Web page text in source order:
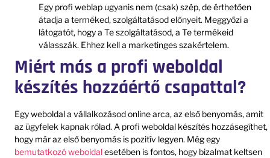
Egy profi weblap ugyanis nem (csak) szép, de érthetően
átadja a terméked, szolgáltatásod előnyeit. Meggyőzi a
látogatót, hogy a Te szolgáltatásod, a Te termékeid
válasszák. Ehhez kell a marketinges szakértelem.
Miért más a profi weboldal
készítés hozzáértő csapattal?
Egy weboldal a vállalkozásod online arca, az első benyomás, amit
az ügyfelek kapnak rólad. A profi weboldal készítés hozzásegíthet,
hogy már az első benyomás is pozitív legyen. Még egy
bemutatkozó weboldalesetében is fontos, hogy bizalmat keltsen